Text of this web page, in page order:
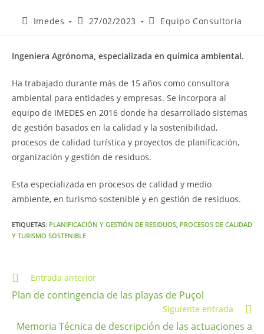
Imedes 27/02/2023 Equipo Consultoría
Ingeniera Agrónoma, especializada en química ambiental.
Ha trabajado durante más de 15 años como consultora
ambiental para entidades y empresas. Se incorpora al
equipo de IMEDES en 2016 donde ha desarrollado sistemas
de gestión basados en la calidad y la sostenibilidad,
procesos de calidad turística y proyectos de planificación,
organización y gestión de residuos.
Esta especializada en procesos de calidad y medio
ambiente, en turismo sostenible y en gestión de residuos.
ETIQUETAS: PLANIFICACIÓN Y GESTIÓN DE RESIDUOS, PROCESOS DE CALIDAD
Y TURISMO SOSTENIBLE
Entrada anterior
Plan de contingencia de las playas de Puçol
Siguiente entrada
Memoria Técnica de descripción de las actuaciones a